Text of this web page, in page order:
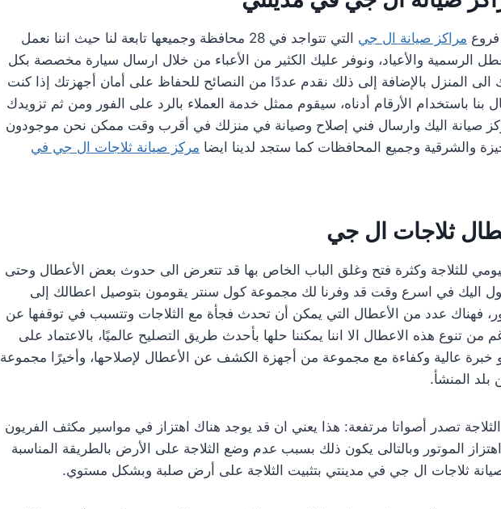
مراكز صيانة ال جي
التي تتواجد في 28 محافظة وجميعها تابعة لنا حيث اننا نعمل
الرسمية والأعياد، ونوفر عليك الكثير من الأعباء من خلال ارسال سيارة مخصصة بكل
الى المنزل بالإضافة إلى ذلك نقدم عددًا من النصائح للحفاظ على أمان أجهزتك إذا كنت
بنا باستخدام الأرقام أدناه، سيقوم ممثل خدمة العملاء بالرد على الفور ومن ثم تزويدك
صيانة اليك وارسال فني إصلاح وصيانة في منزلك في أقرب وقت ممكن نحن موجودون
والشرقية وجميع المحافظات كما ستجد لدينا ايضا مركز صيانة ثلاجات ال جي في
ثلاجات ال جي
للثلاجة وكثرة فتح وغلق الباب الخاص بها قد تتعرض الى حدوث بعض الأعطال وحتى
اليك في اسرع وقت قد وفرنا لك مجموعة كول سنتر يقومون بتوصيل اعطالك إلى
فهناك عدد من الأعطال التي يمكن أن تحدث فجأة مع الثلاجات وتتسبب في توقفها عن
من تنوع هذه الاعطال الا اننا يمكننا حلها بأحدث طريق التصليح عالميًا، بالاعتماد على
عالية وكفاءة مع مجموعة من أجهزة الكشف عن الأعطال لإصلاحها، وأخيرًا مجموعة
المنشأ.
تصدر أصواتا مرتفعة: هذا يعني ان قد يوجد هناك اهتزاز في مواسير مكثف الفريون
الموتور وبالتالى يكون ذلك بسبب عدم وضع الثلاجة على الأرض بالطريقة المناسبة
ثلاجات ال جي في مدينتي بتثبيت الثلاجة على أرض صلبة وبشكل مستوي.